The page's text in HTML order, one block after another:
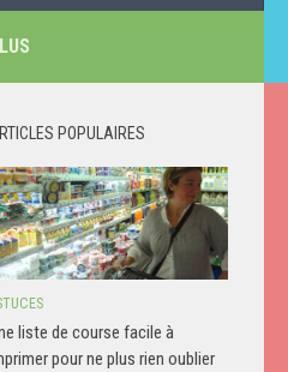
POPULAIRES
liste de course facile à
pour ne plus rien oublier